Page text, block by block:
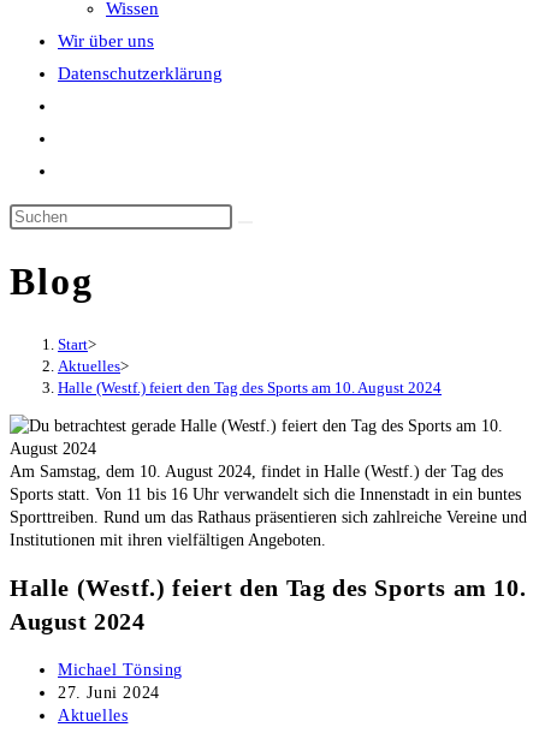
Wissen
Wir über uns
Datenschutzerklärung
Suche
umschalten
Blog
Start>
Aktuelles>
Halle (Westf.) feiert den Tag des Sports am 10. August 2024
Am Samstag, dem 10. August 2024, findet in Halle (Westf.) der Tag des
Sports statt. Von 11 bis 16 Uhr verwandelt sich die Innenstadt in ein buntes
Sporttreiben. Rund um das Rathaus präsentieren sich zahlreiche Vereine und
Institutionen mit ihren vielfältigen Angeboten.
Halle (Westf.) feiert den Tag des Sports am 10.
August 2024
Beitrags-
Autor:
Michael Tönsing
Beitrag
veröffentlicht:
27. Juni 2024
Beitrags-
Aktuelles